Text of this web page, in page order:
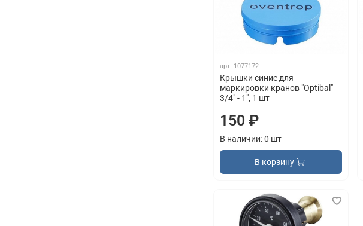
арт. 1077172
Крышки синие для
маркировки кранов "Optibal"
3/4" - 1", 1 шт
150 ₽
В наличии: 0 шт
В корзину